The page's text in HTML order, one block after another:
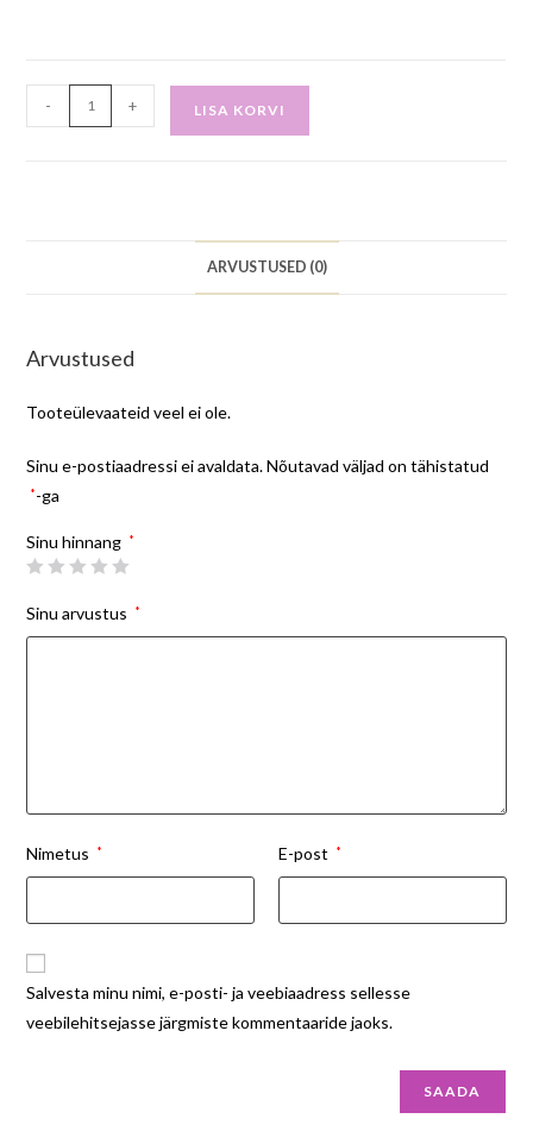
- + LISA KORVI
ARVUSTUSED (0)
Arvustused
Tooteülevaateid veel ei ole.
Sinu e-postiaadressi ei avaldata. Nõutavad väljad on tähistatud
*-ga
Sinu hinnang *
Sinu arvustus *
Nimetus * E-post *
Salvesta minu nimi, e-posti- ja veebiaadress sellesse
veebilehitsejasse järgmiste kommentaaride jaoks.